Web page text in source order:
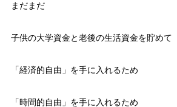
まだまだ
子供の大学資金と老後の生活資金を貯めて
「経済的自由」を手に入れるため
「時間的自由」を手に入れるため